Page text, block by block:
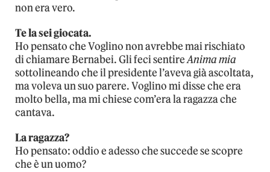
non era vero.
Te la sei giocata.
Ho pensato che Voglino non avrebbe mai rischiato
di chiamare Bernabei. Gli feci sentireAnima mia
sottolineando che il presidente l’aveva già ascoltata,
ma voleva un suo parere. Voglino mi disse che era
molto bella, ma mi chiese com’era la ragazza che
cantava.
La ragazza?
Ho pensato: oddio e adesso che succede se scopre
che è un uomo?